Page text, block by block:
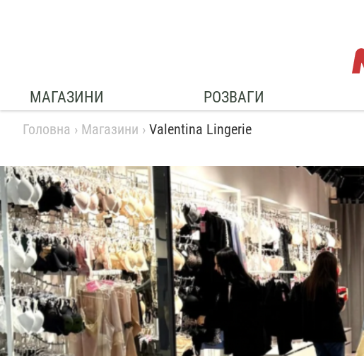
МАГАЗИНИ РОЗВАГИ
Головна › Магазини › Valentina Lingerie